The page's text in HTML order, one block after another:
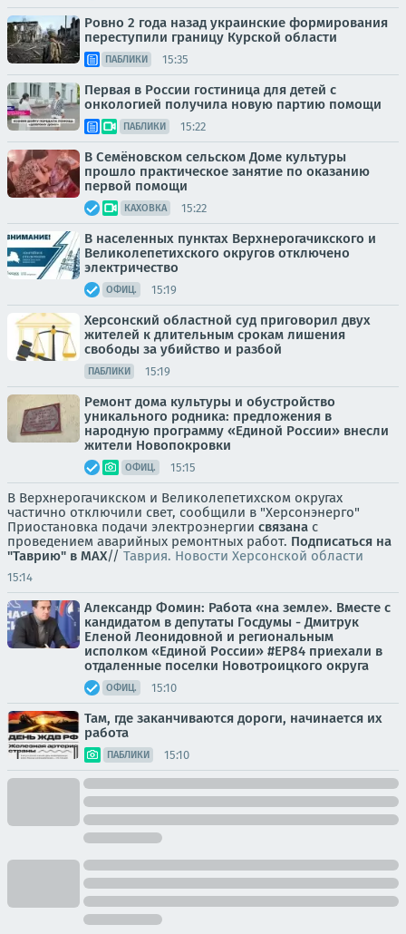
Ровно 2 года назад украинские формирования
переступили границу Курской области
ПАБЛИКИ 15:35
Первая в России гостиница для детей с
онкологией получила новую партию помощи
ПАБЛИКИ 15:22
В Семёновском сельском Доме культуры
прошло практическое занятие по оказанию
первой помощи
КАХОВКА 15:22
В населенных пунктах Верхнерогачикского и
Великолепетихского округов отключено
электричество
ОФИЦ. 15:19
Херсонский областной суд приговорил двух
жителей к длительным срокам лишения
свободы за убийство и разбой
ПАБЛИКИ 15:19
Ремонт дома культуры и обустройство
уникального родника: предложения в
народную программу «Единой России» внесли
жители Новопокровки
ОФИЦ. 15:15
В Верхнерогачикском и Великолепетихском округах
частично отключили свет, сообщили в "Херсонэнерго"
Приостановка подачи электроэнергии связана с
проведением аварийных ремонтных работ. Подписаться на
"Таврию" в MAX// Таврия. Новости Херсонской области
15:14
Александр Фомин: Работа «на земле». Вместе с
кандидатом в депутаты Госдумы - Дмитрук
Еленой Леонидовной и региональным
исполком «Единой России» #ЕР84 приехали в
отдаленные поселки Новотроицкого округа
ОФИЦ. 15:10
Там, где заканчиваются дороги, начинается их
работа
ПАБЛИКИ 15:10